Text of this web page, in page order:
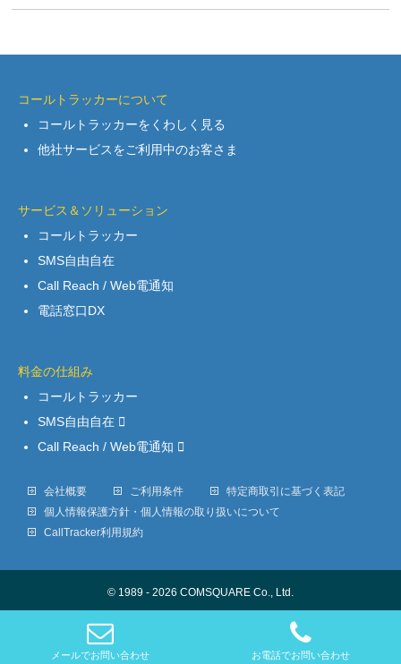
メールでお問い合わせ お電話でお問い合わせ
コールトラッカーについて
コールトラッカーをくわしく見る
他社サービスをご利用中のお客さま
サービス＆ソリューション
コールトラッカー
SMS自由自在
Call Reach / Web電通知
電話窓口DX
料金の仕組み
コールトラッカー
SMS自由自在
Call Reach / Web電通知
会社概要 ご利用条件
特定商取引に基づく表記
個人情報保護方針・個人情報の取り扱いについて
CallTracker利用規約
© 1989 - 2026 COMSQUARE Co., Ltd.